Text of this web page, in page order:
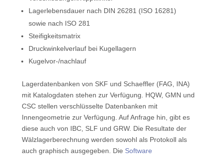
Lagerlebensdauer nach DIN 26281 (ISO 16281)
sowie nach ISO 281
Steifigkeitsmatrix
Druckwinkelverlauf bei Kugellagern
Kugelvor-/nachlauf
Lagerdatenbanken von SKF und Schaeffler (FAG, INA)
mit Katalogdaten stehen zur Verfügung. HQW, GMN und
CSC stellen verschlüsselte Datenbanken mit
Innengeometrie zur Verfügung. Auf Anfrage hin, gibt es
diese auch von IBC, SLF und GRW. Die Resultate der
Wälzlagerberechnung werden sowohl als Protokoll als
auch graphisch ausgegeben. Die Software